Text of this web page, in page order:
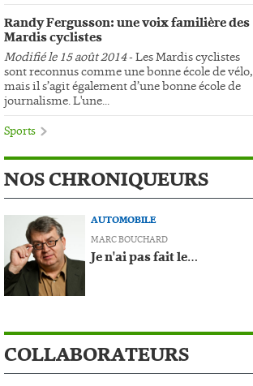
Randy Fergusson: une voix familière des
Mardis cyclistes
Modifié le 15 août 2014- Les Mardis cyclistes
sont reconnus comme une bonne école de vélo,
mais il s’agit également d’une bonne école de
journalisme. L'une...
Sports
NOS CHRONIQUEURS
AUTOMOBILE
MARC BOUCHARD
Je n'ai pas fait le…
COLLABORATEURS